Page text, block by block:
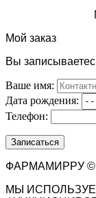
Мой заказ
Вы
Ваше имя:
Дата рождения:
Телефон:
ФАРМАМИРРУ
МЫ